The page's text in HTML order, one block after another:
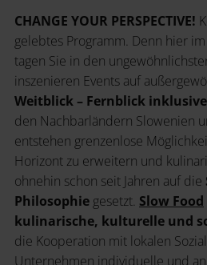
CHANGE YOUR PERSPECTIVE!
gelebtes Programm. Denn hier
tagen Sie in den
inszenieren Events auf
Weitblick – Fernblick inklusive
den Nachbarländern Slowenien
entstehen grenzenlose
Horizont zu erweitern und
ohnehin schon seit Jahren auf die
Philosophie gesetzt. Slow Food
kulinarische, kulturelle und
die Kooperation mit lokalen
Unternehmen individuelle und